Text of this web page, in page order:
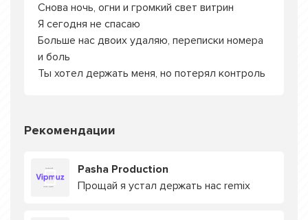
Снова ночь, огни и громкий свет витрин
Я сегодня не спасаю
Больше нас двоих удаляю, переписки номера
и боль
Ты хотел держать меня, но потерял контроль
Рекомендации
Pasha Production
Прощай я устал держать нас remix